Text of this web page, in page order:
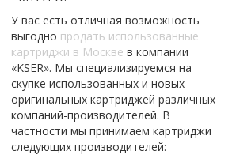
У вас есть отличная возможность
выгодно продать использованные
картриджи в Москве в компании
«KSER». Мы специализируемся на
скупке использованных и новых
оригинальных картриджей различных
компаний-производителей. В
частности мы принимаем картриджи
следующих производителей: